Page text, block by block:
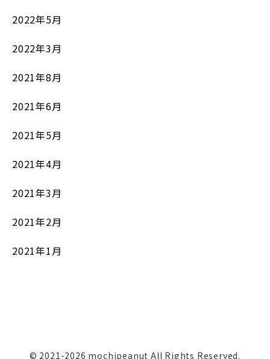
2022年5月
2022年3月
2021年8月
2021年6月
2021年5月
2021年4月
2021年3月
2021年2月
2021年1月
© 2021-2026 mochipeanut All Rights Reserved.